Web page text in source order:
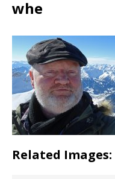
whe
Related Images: